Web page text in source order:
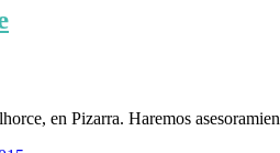
en Pizarra. Haremos